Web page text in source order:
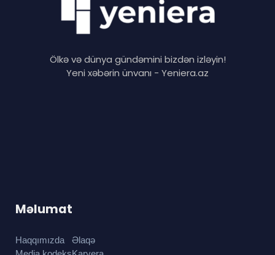
Ölkə və dünya gündəmini bizdən izləyin!
Yeni xəbərin ünvanı - Yeniera.az
Məlumat
Haqqımızda
Əlaqə